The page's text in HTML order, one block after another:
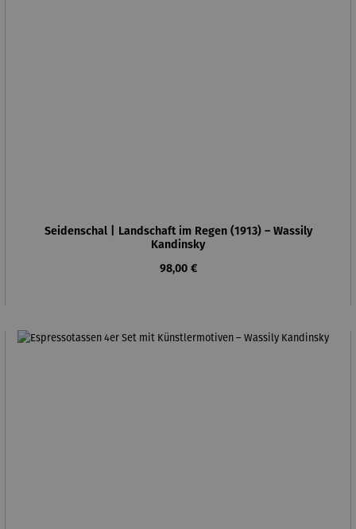
Seidenschal | Landschaft im Regen (1913) – Wassily
Kandinsky
Regulärer Preis:
98,00 €